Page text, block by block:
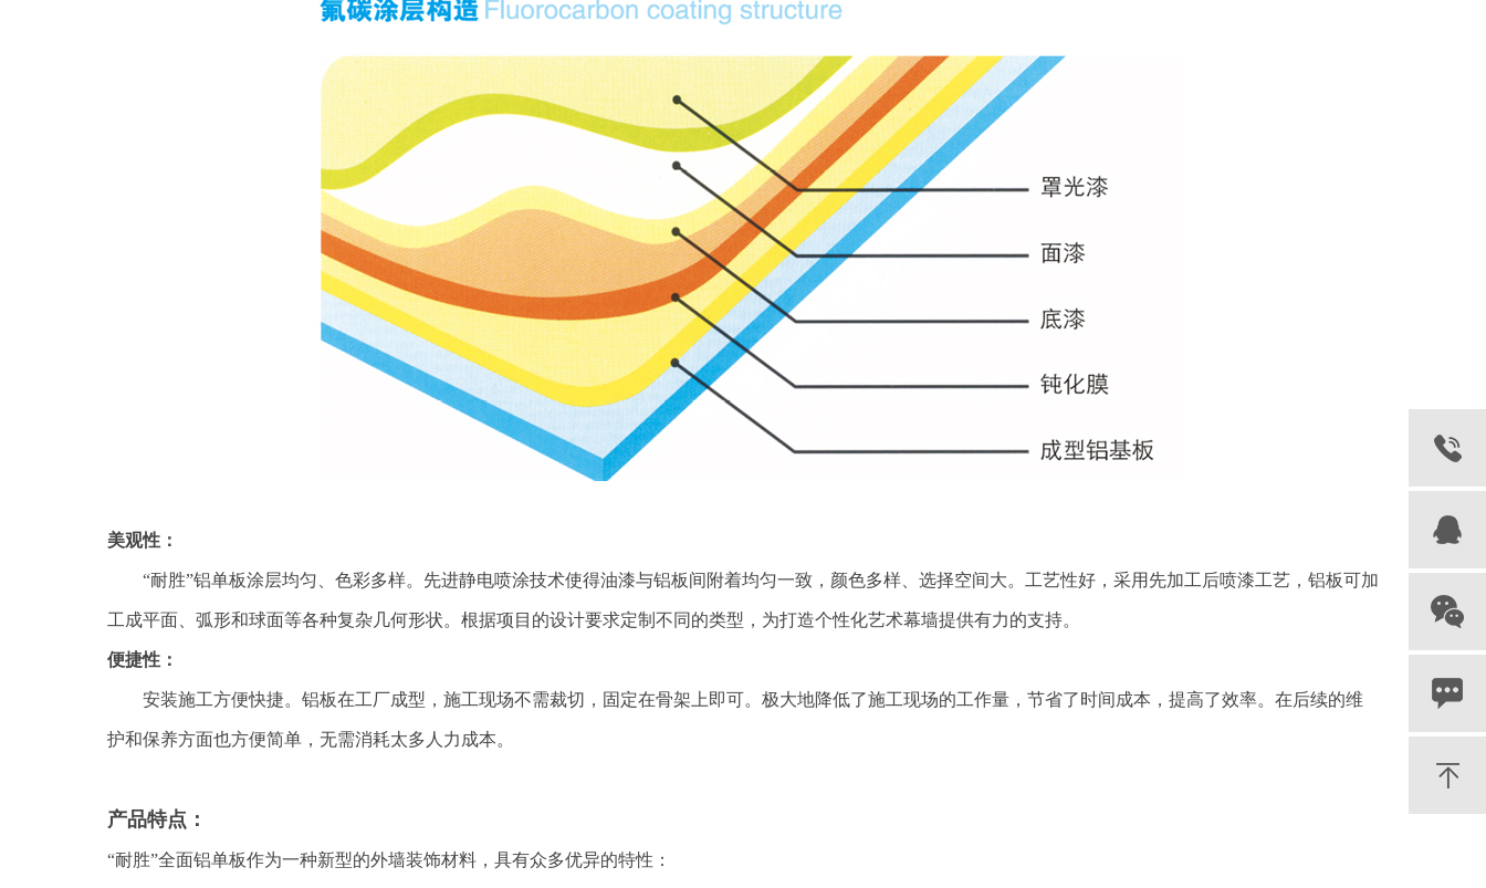
美观性：
“耐胜”铝单板涂层均匀、色彩多样。先进静电喷涂技术使得油漆与铝板间附着均匀一致，颜色多样、选择空间大。工艺性好，采用先加工后喷漆工艺，铝板可加
工成平面、弧形和球面等各种复杂几何形状。根据项目的设计要求定制不同的类型，为打造个性化艺术幕墙提供有力的支持。
便捷性：
安装施工方便快捷。铝板在工厂成型，施工现场不需裁切，固定在骨架上即可。极大地降低了施工现场的工作量，节省了时间成本，提高了效率。在后续的维
护和保养方面也方便简单，无需消耗太多人力成本。
产品特点：
“耐胜”全面铝单板作为一种新型的外墙装饰材料，具有众多优异的特性：